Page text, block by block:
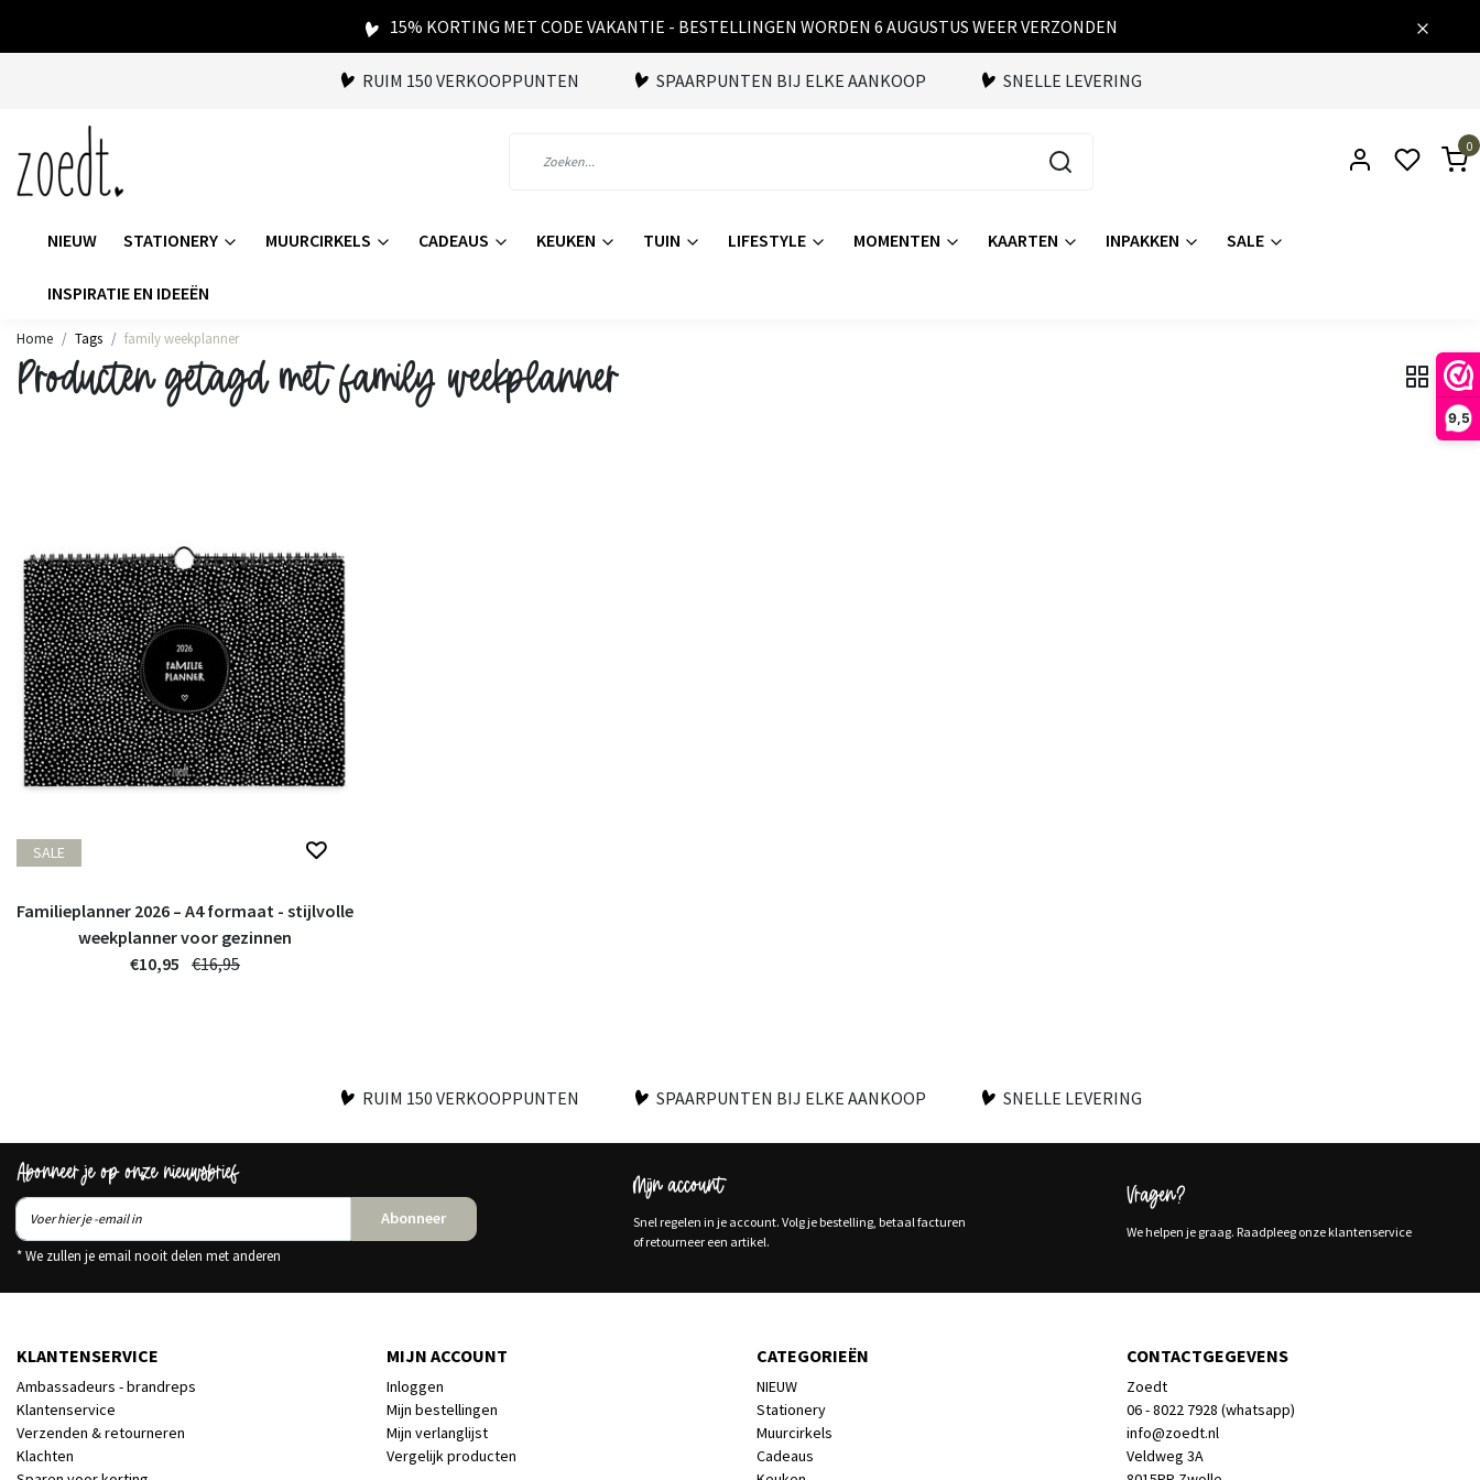
9,5
15% KORTING MET CODE VAKANTIE - BESTELLINGEN WORDEN 6 AUGUSTUS WEER VERZONDEN
RUIM 150 VERKOOPPUNTEN SPAARPUNTEN BIJ ELKE AANKOOP SNELLE LEVERING
0
NIEUW STATIONERY MUURCIRKELS CADEAUS KEUKEN TUIN LIFESTYLE MOMENTEN KAARTEN INPAKKEN SALE
INSPIRATIE EN IDEEËN
Home Tags family weekplanner
Producten getagd met family weekplanner
SALE
Familieplanner 2026 – A4 formaat - stijlvolle
weekplanner voor gezinnen
€10,95 €16,95
RUIM 150 VERKOOPPUNTEN SPAARPUNTEN BIJ ELKE AANKOOP SNELLE LEVERING
Abonneer je op onze nieuwsbrief
Abonneer
* We zullen je email nooit delen met anderen
Mijn account
Snel regelen in je account. Volg je bestelling, betaal facturen
of retourneer een artikel.
Vragen?
We helpen je graag. Raadpleeg onze klantenservice
KLANTENSERVICE
Ambassadeurs - brandreps
Klantenservice
Verzenden & retourneren
Klachten
MIJN ACCOUNT
Inloggen
Mijn bestellingen
Mijn verlanglijst
Vergelijk producten
CATEGORIEËN
NIEUW
Stationery
Muurcirkels
Cadeaus
CONTACTGEGEVENS
Zoedt
06 - 8022 7928 (whatsapp)
info@zoedt.nl
Veldweg 3A